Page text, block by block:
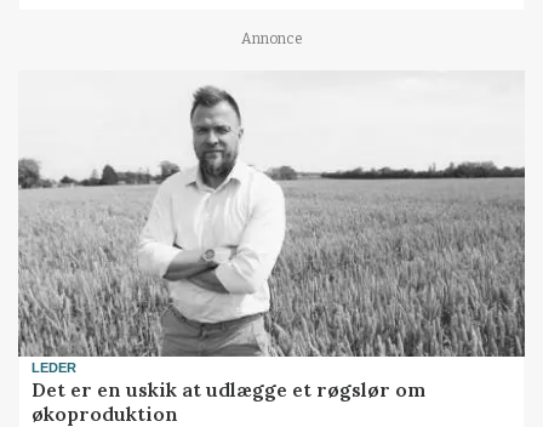
Annonce
LEDER
Det er en uskik at udlægge et røgslør om
økoproduktion